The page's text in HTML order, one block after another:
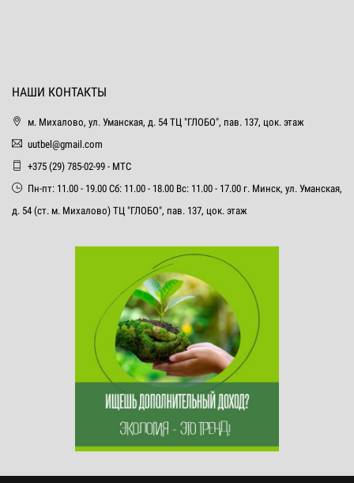
НАШИ КОНТАКТЫ
м. Михалово, ул. Уманская, д. 54 ТЦ "ГЛОБО", пав. 137, цок. этаж
uutbel@gmail.com
+375 (29) 785-02-99 - МТС
Пн-пт: 11.00 - 19.00 Сб: 11.00 - 18.00 Вс: 11.00 - 17.00 г. Минск, ул. Уманская,
д. 54 (ст. м. Михалово) ТЦ "ГЛОБО", пав. 137, цок. этаж